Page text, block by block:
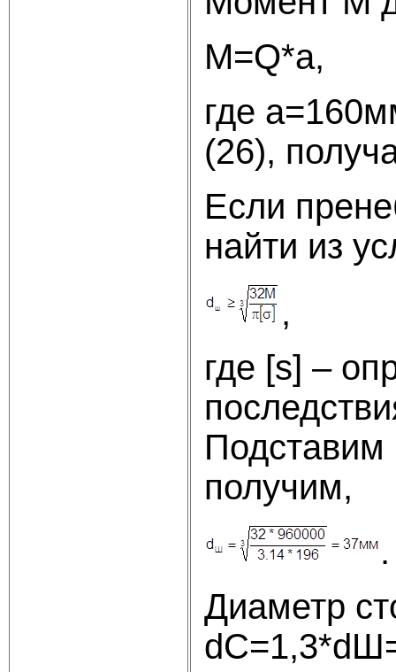
где
(26),
Если
найти из
,
где [s] –
Подставим
получим,
.
Диаметр